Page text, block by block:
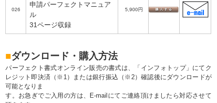
026
申請パーフェクトマニュア
ル
31ページ収録
5,900円
■ダウンロード・購入方法
パーフェクト書式オンライン販売の書式は、「インフォトップ」にてク
レジット即決済（※1）または銀行振込（※2）確認後にダウンロードが
可能となりま
す。お急ぎでご入用の方は、E-mailにてご連絡頂けましたら対応させて